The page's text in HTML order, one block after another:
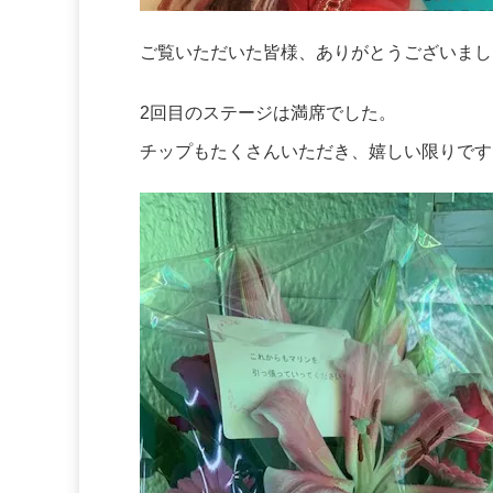
ご覧いただいた皆様、ありがとうございま
2回目のステージは満席でした。
チップもたくさんいただき、嬉しい限りで